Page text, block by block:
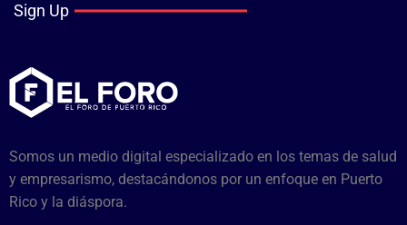
Sign Up
Somos un medio digital especializado en los temas de salud
y empresarismo, destacándonos por un enfoque en Puerto
Rico y la diáspora.